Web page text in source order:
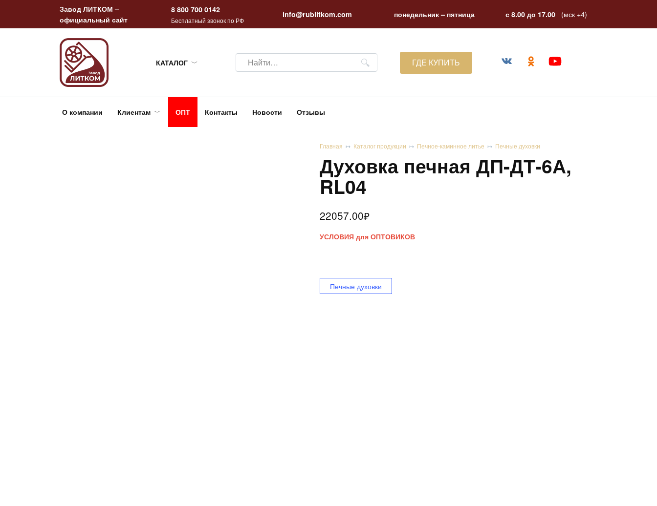
содержанию
Завод ЛИТКОМ –
официальный сайт
8 800 700 0142
Бесплатный звонок по РФ
info@rublitkom.com понедельник – пятница с 8.00 до 17.00 (мск +4)
КАТАЛОГ
Search
for:
ГДЕ КУПИТЬ
О компании Клиентам ОПТ Контакты Новости Отзывы
Главная Каталог продукции Печное-каминное литье Печные духовки
Духовка печная ДП-ДТ-6А,
RL04
22057.00₽
УСЛОВИЯ для ОПТОВИКОВ
Печные духовки